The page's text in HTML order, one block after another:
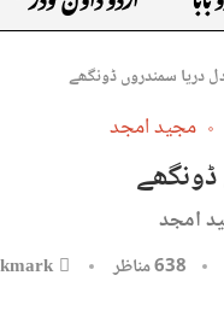
دریا سمندروں ڈونگھے
مجید امجد
امجد
638مناظر